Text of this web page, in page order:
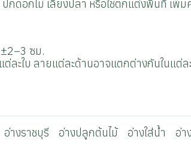
ปักดอกไม้ เลี้ยงปลา หรือใช้ตกแต่งพื้นที่ เพิ่
ซม.
ละใบ ลายแต่ละด้านอาจแตกต่างกันในแต่
อ่างราชบุรี อ่างปลูกต้นไม้ อ่างใส่น้ำ อ่า